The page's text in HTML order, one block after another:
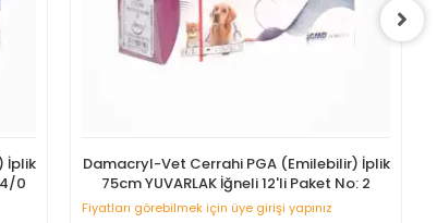
İplik
4/0
Damacryl-Vet Cerrahi PGA (Emilebilir) İplik
75cm YUVARLAK İğneli 12'li Paket No: 2
Fiyatları görebilmek için üye girişi yapınız